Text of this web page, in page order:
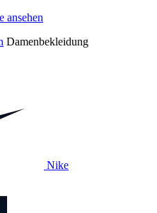
Damenbekleidung
Nike